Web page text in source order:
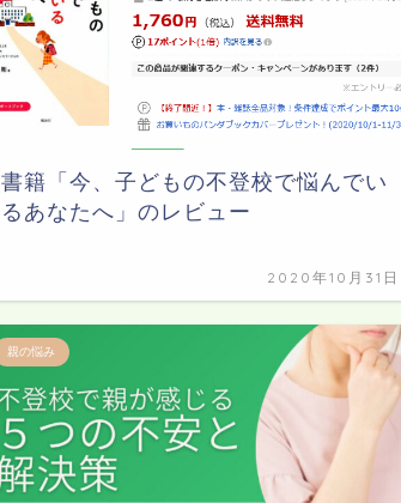
書籍「今、子どもの不登校で悩んでい
るあなたへ」のレビュー
2020年10月31日
親の悩み